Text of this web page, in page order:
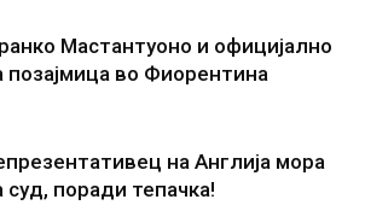
Мастантуоно и официјално
позајмица во Фиорентина
на Англија мора
суд, поради тепачка!